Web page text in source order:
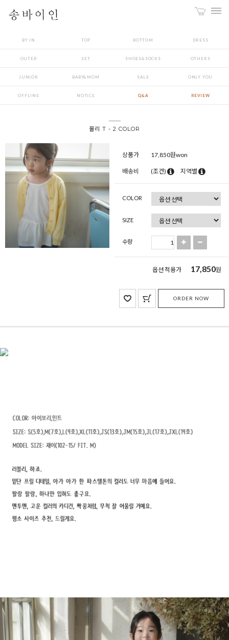
BY IN TOP BOTTOM DRESS
OUTER SET SHOES&SOCKS OTHERS
JUNIOR BABY&MOM SALE ONLY YOU
OFFLINE NOTICE Q&A REVIEW
몰리 T - 2 COLOR
상품가 17,850원won
배송비 (조건) 지역별
COLOR
SIZE
수량
옵션 적용가 17,850원
ORDER NOW